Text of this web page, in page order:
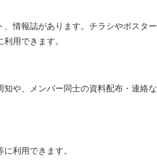
情報誌があります。チラシやポスター
用できます。
や、メンバー同士の資料配布・連絡な
利用できます。